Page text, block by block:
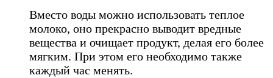
Вместо воды можно использовать теплое
молоко, оно прекрасно выводит вредные
вещества и очищает продукт, делая его более
мягким. При этом его необходимо также
каждый час менять.